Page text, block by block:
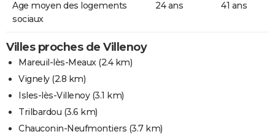
Age moyen des logements
sociaux
24 ans 41 ans
Villes proches de Villenoy
Mareuil-lès-Meaux(2.4 km)
Vignely(2.8 km)
Isles-lès-Villenoy(3.1 km)
Trilbardou (3.6 km)
Chauconin-Neufmontiers (3.7 km)